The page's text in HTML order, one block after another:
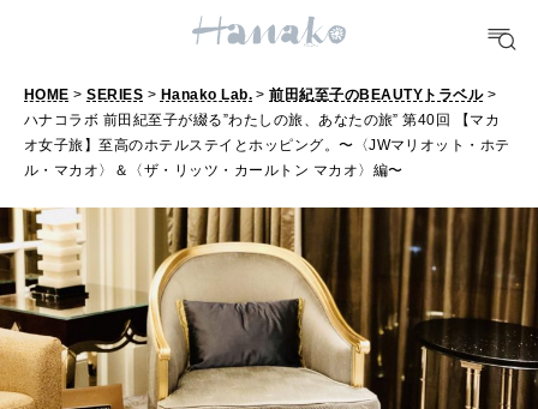
[12星座別] Monthly Love Holoscope
算命学がわかる今月のあなた
自分にやさしく
LEARN
知る、考える
MAMA
ママもいろいろ
SUSTAINABLE
わたしができること
HOME >SERIES > Hanako Lab. >前田紀至子のBEAUTYトラベル>
ハナコラボ 前田紀至子が綴る”わたしの旅、あなたの旅” 第40回 【マカ
オ女子旅】至高のホテルステイとホッピング。〜〈JWマリオット・ホテ
ル・マカオ〉＆〈ザ・リッツ・カールトン マカオ〉編〜